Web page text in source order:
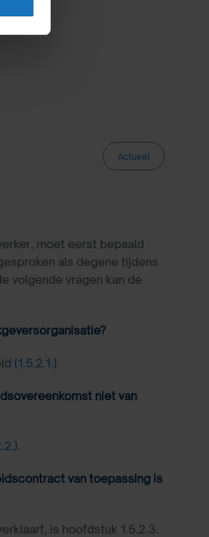
Actueel
moet eerst bepaald
als degene tijdens
volgende vragen kan de
(1.5.2.1.)
niet van
.
van toepassing is
is hoofdstuk 1.5.2.3.